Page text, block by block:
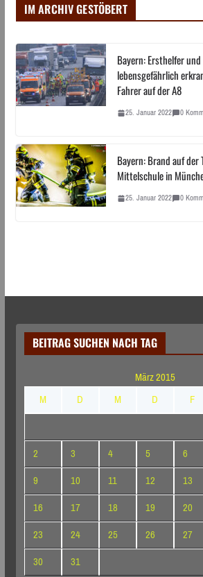
IM ARCHIV GESTÖBERT
Bayern: Ersthelfer
lebensgefährlich
Fahrer auf der A8
25. Januar 2022 0
Bayern: Brand auf der
Mittelschule in
25. Januar 2022 0
BEITRAG SUCHEN NACH TAG
März 2015
M
D M D F
2
3 4 5 6
9
10 11 12 13
16
17 18 19 20
23
24 25 26 27
30
31